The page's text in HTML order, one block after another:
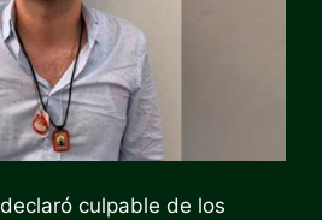
culpable de los